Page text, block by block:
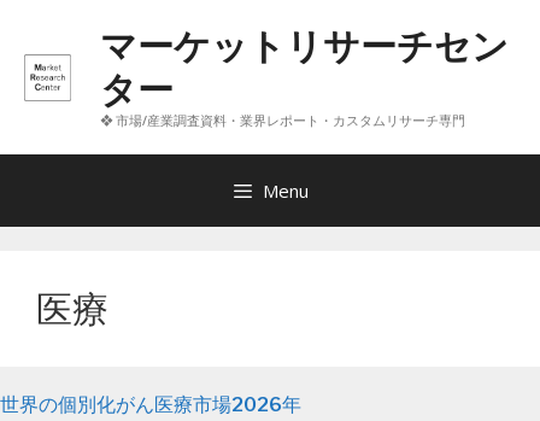
へ
マーケットリサーチセン
ター
❖ 市場/産業調査資料・業界レポート・カスタムリサーチ専門
Menu
医療
世界の個別化がん医療市場2026年